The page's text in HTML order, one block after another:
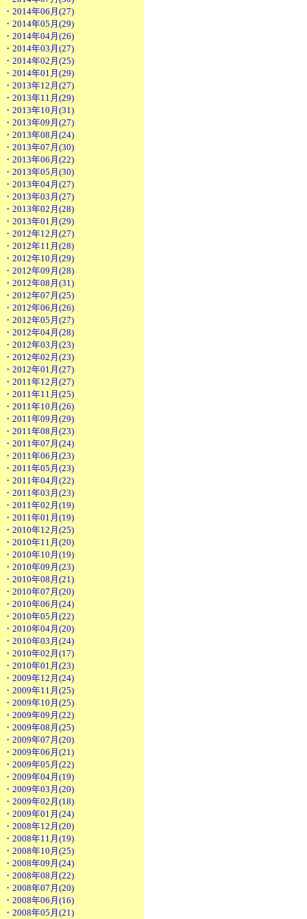
・2014年06月(27)
・2014年05月(29)
・2014年04月(26)
・2014年03月(27)
・2014年02月(25)
・2014年01月(29)
・2013年12月(27)
・2013年11月(29)
・2013年10月(31)
・2013年09月(27)
・2013年08月(24)
・2013年07月(30)
・2013年06月(22)
・2013年05月(30)
・2013年04月(27)
・2013年03月(27)
・2013年02月(28)
・2013年01月(29)
・2012年12月(27)
・2012年11月(28)
・2012年10月(29)
・2012年09月(28)
・2012年08月(31)
・2012年07月(25)
・2012年06月(26)
・2012年05月(27)
・2012年04月(28)
・2012年03月(23)
・2012年02月(23)
・2012年01月(27)
・2011年12月(27)
・2011年11月(25)
・2011年10月(26)
・2011年09月(29)
・2011年08月(23)
・2011年07月(24)
・2011年06月(23)
・2011年05月(23)
・2011年04月(22)
・2011年03月(23)
・2011年02月(19)
・2011年01月(19)
・2010年12月(25)
・2010年11月(20)
・2010年10月(19)
・2010年09月(23)
・2010年08月(21)
・2010年07月(20)
・2010年06月(24)
・2010年05月(22)
・2010年04月(20)
・2010年03月(24)
・2010年02月(17)
・2010年01月(23)
・2009年12月(24)
・2009年11月(25)
・2009年10月(25)
・2009年09月(22)
・2009年08月(25)
・2009年07月(20)
・2009年06月(21)
・2009年05月(22)
・2009年04月(19)
・2009年03月(20)
・2009年02月(18)
・2009年01月(24)
・2008年12月(20)
・2008年11月(19)
・2008年10月(25)
・2008年09月(24)
・2008年08月(22)
・2008年07月(20)
・2008年06月(16)
・2008年05月(21)